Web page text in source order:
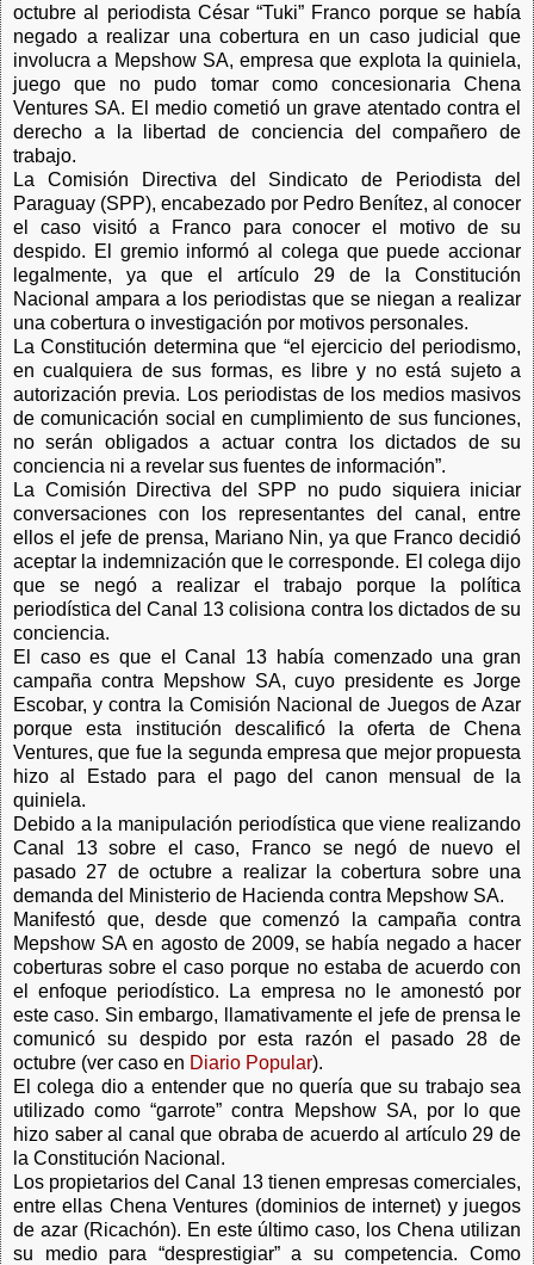
octubre al periodista César “Tuki” Franco porque se había
negado a realizar una cobertura en un caso judicial que
involucra a Mepshow SA, empresa que explota la quiniela,
juego que no pudo tomar como concesionaria Chena
Ventures SA. El medio cometió un grave atentado contra el
derecho a la libertad de conciencia del compañero de
trabajo.
La Comisión Directiva del Sindicato de Periodista del
Paraguay (SPP), encabezado por Pedro Benítez, al conocer
el caso visitó a Franco para conocer el motivo de su
despido. El gremio informó al colega que puede accionar
legalmente, ya que el artículo 29 de la Constitución
Nacional ampara a los periodistas que se niegan a realizar
una cobertura o investigación por motivos personales.
La Constitución determina que “el ejercicio del periodismo,
en cualquiera de sus formas, es libre y no está sujeto a
autorización previa. Los periodistas de los medios masivos
de comunicación social en cumplimiento de sus funciones,
no serán obligados a actuar contra los dictados de su
conciencia ni a revelar sus fuentes de información”.
La Comisión Directiva del SPP no pudo siquiera iniciar
conversaciones con los representantes del canal, entre
ellos el jefe de prensa, Mariano Nin, ya que Franco decidió
aceptar la indemnización que le corresponde. El colega dijo
que se negó a realizar el trabajo porque la política
periodística del Canal 13 colisiona contra los dictados de su
conciencia.
El caso es que el Canal 13 había comenzado una gran
campaña contra Mepshow SA, cuyo presidente es Jorge
Escobar, y contra la Comisión Nacional de Juegos de Azar
porque esta institución descalificó la oferta de Chena
Ventures, que fue la segunda empresa que mejor propuesta
hizo al Estado para el pago del canon mensual de la
quiniela.
Debido a la manipulación periodística que viene realizando
Canal 13 sobre el caso, Franco se negó de nuevo el
pasado 27 de octubre a realizar la cobertura sobre una
demanda del Ministerio de Hacienda contra Mepshow SA.
Manifestó que, desde que comenzó la campaña contra
Mepshow SA en agosto de 2009, se había negado a hacer
coberturas sobre el caso porque no estaba de acuerdo con
el enfoque periodístico. La empresa no le amonestó por
este caso. Sin embargo, llamativamente el jefe de prensa le
comunicó su despido por esta razón el pasado 28 de
octubre (ver caso en Diario Popular).
El colega dio a entender que no quería que su trabajo sea
utilizado como “garrote” contra Mepshow SA, por lo que
hizo saber al canal que obraba de acuerdo al artículo 29 de
la Constitución Nacional.
Los propietarios del Canal 13 tienen empresas comerciales,
entre ellas Chena Ventures (dominios de internet) y juegos
de azar (Ricachón). En este último caso, los Chena utilizan
su medio para “desprestigiar” a su competencia. Como